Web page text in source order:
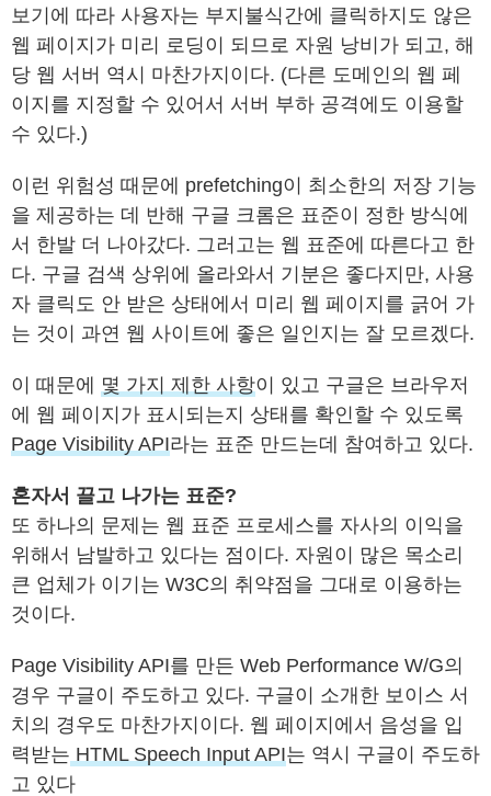
보기에 따라 사용자는 부지불식간에 클릭하지도 않은
웹 페이지가 미리 로딩이 되므로 자원 낭비가 되고, 해
당 웹 서버 역시 마찬가지이다. (다른 도메인의 웹 페
이지를 지정할 수 있어서 서버 부하 공격에도 이용할
수 있다.)
이런 위험성 때문에 prefetching이 최소한의 저장 기능
을 제공하는 데 반해 구글 크롬은 표준이 정한 방식에
서 한발 더 나아갔다. 그러고는 웹 표준에 따른다고 한
다. 구글 검색 상위에 올라와서 기분은 좋다지만, 사용
자 클릭도 안 받은 상태에서 미리 웹 페이지를 긁어 가
는 것이 과연 웹 사이트에 좋은 일인지는 잘 모르겠다.
이 때문에 몇 가지 제한 사항이 있고 구글은 브라우저
에 웹 페이지가 표시되는지 상태를 확인할 수 있도록
Page Visibility API라는 표준 만드는데 참여하고 있다.
혼자서 끌고 나가는 표준?
또 하나의 문제는 웹 표준 프로세스를 자사의 이익을
위해서 남발하고 있다는 점이다. 자원이 많은 목소리
큰 업체가 이기는 W3C의 취약점을 그대로 이용하는
것이다.
Page Visibility API를 만든 Web Performance W/G의
경우 구글이 주도하고 있다. 구글이 소개한 보이스 서
치의 경우도 마찬가지이다. 웹 페이지에서 음성을 입
력받는 HTML Speech Input API는 역시 구글이 주도하
고 있다